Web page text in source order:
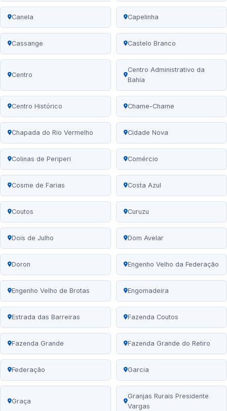
Canela Capelinha
Cassange Castelo Branco
Centro
Centro Administrativo da
Bahia
Centro Histórico Chame-Chame
Chapada do Rio Vermelho Cidade Nova
Colinas de Periperi Comércio
Cosme de Farias Costa Azul
Coutos Curuzu
Dois de Julho Dom Avelar
Doron Engenho Velho da Federação
Engenho Velho de Brotas Engomadeira
Estrada das Barreiras Fazenda Coutos
Fazenda Grande Fazenda Grande do Retiro
Federação Garcia
Graça
Granjas Rurais Presidente
Vargas